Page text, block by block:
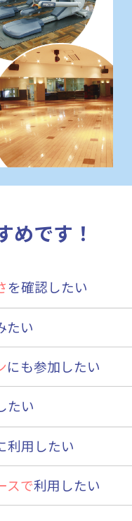
めです！
を確認したい
たい
にも参加したい
たい
利用したい
スで利用したい